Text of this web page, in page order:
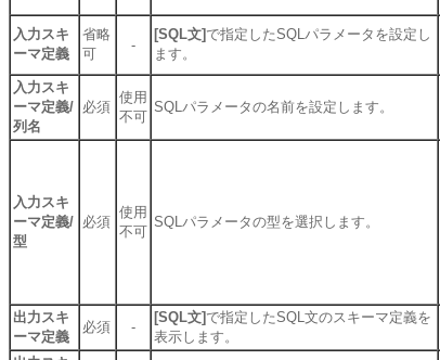
入力スキ
ーマ定義
省略
可
-
[SQL文] で指定したSQLパラメータを設定し
ます。
入力スキ
ーマ定義/
列名
必須
使用
不可
SQLパラメータの名前を設定します。
入力スキ
ーマ定義/
型
必須
使用
不可
SQLパラメータの型を選択します。
出力スキ
ーマ定義
必須 -
[SQL文] で指定したSQL文のスキーマ定義を
表示します。